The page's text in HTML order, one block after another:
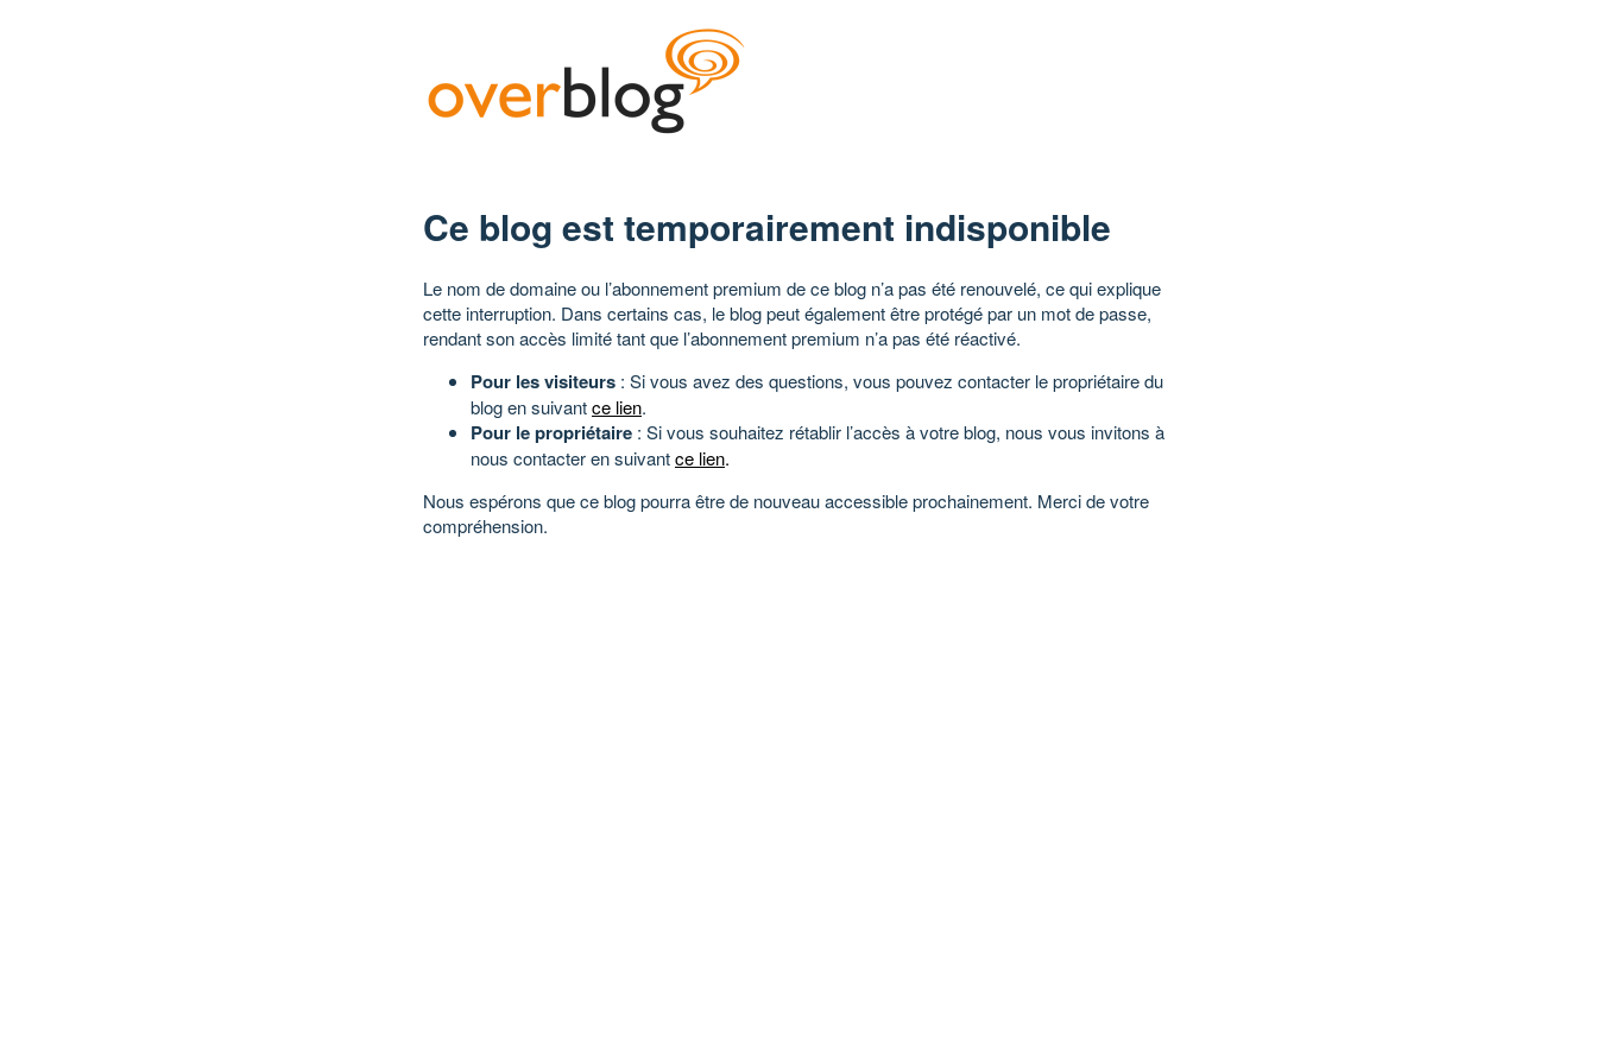
Ce blog est temporairement indisponible
Le nom de domaine ou l’abonnement premium de ce blog n’a pas été renouvelé, ce qui explique
cette interruption. Dans certains cas, le blog peut également être protégé par un mot de passe,
rendant son accès limité tant que l’abonnement premium n’a pas été réactivé.
Pour les visiteurs : Si vous avez des questions, vous pouvez contacter le propriétaire du
blog en suivantce lien.
Pour le propriétaire : Si vous souhaitez rétablir l’accès à votre blog, nous vous invitons à
nous contacter en suivantce lien.
Nous espérons que ce blog pourra être de nouveau accessible prochainement. Merci de votre
compréhension.